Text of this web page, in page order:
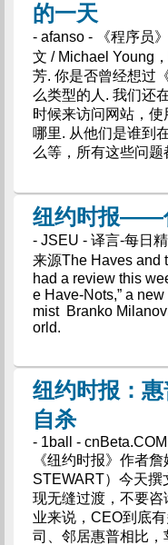
的一天
- afanso - 《程序员
文 / Michael Young
芳. 你是否曾经想过
么类型的人. 我们还
时候来访问网站，
哪里. 从他们是谁到
么等，所有这些问
纽约时报——
- JSEU - 译言-每日
来源The Haves and
had a review this
e Have-Nots,” a
mist Branko
orld.
纽约时报：
自杀
- 1ball - cnBeta.COM
《纽约时报》作者
STEWART）今天
现无缝过渡，不要
业来说，CEO到底
司、邻居惠普相比